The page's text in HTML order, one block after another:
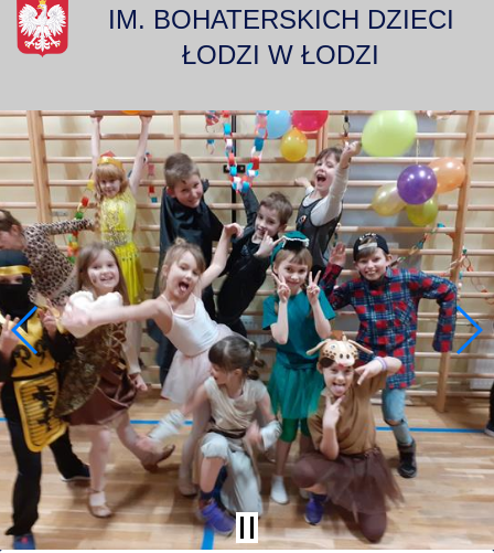
IM. BOHATERSKICH DZIECI
ŁODZI W ŁODZI